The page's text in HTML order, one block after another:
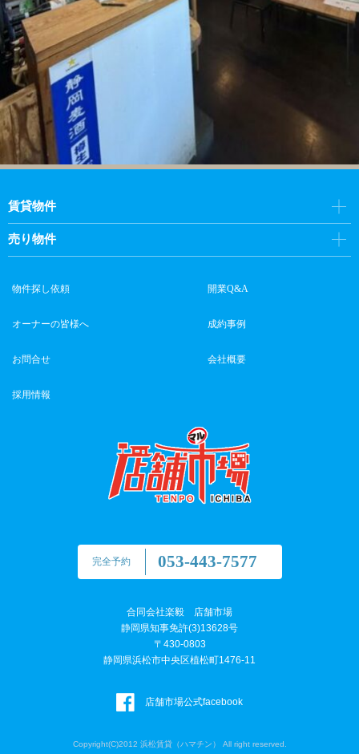
完全予約 053-443-7577
合同会社楽毅 店舗市場
静岡県知事免許(3)13628号
〒430-0803
静岡県浜松市中央区植松町1476-11
店舗市場公式facebook
賃貸物件
売り物件
物件探し依頼 開業Q&A
オーナーの皆様へ 成約事例
お問合せ 会社概要
採用情報
Copyright(C)2012 浜松賃貸（ハマチン） All right reserved.